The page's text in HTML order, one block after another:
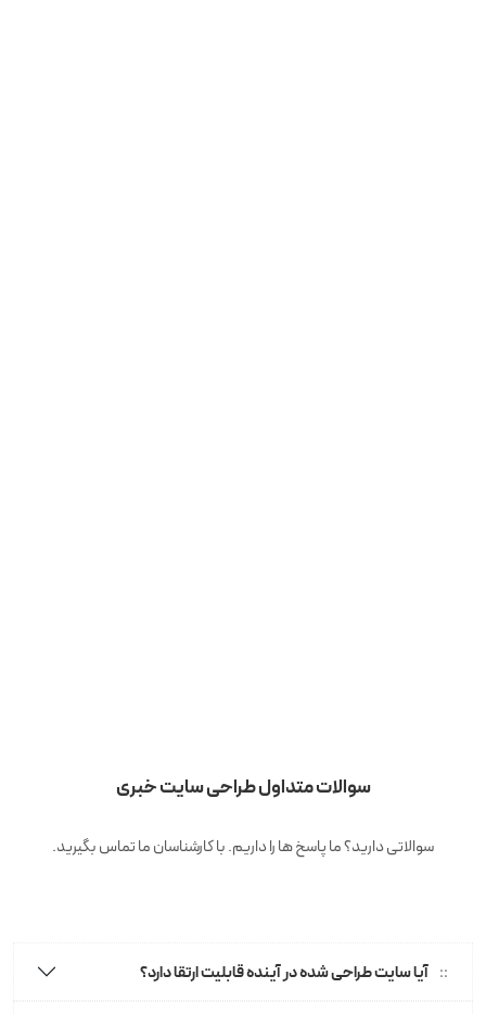
سوالات متداول طراحی سایت خبری
سوالاتی دارید؟ ما پاسخ ها را داریم. با کارشناسان ما تماس بگیرید.
آیا سایت طراحی شده در آینده قابلیت ارتقا دارد؟